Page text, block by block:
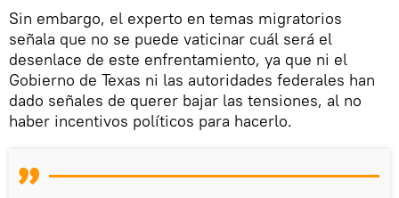
Sin embargo, el experto en temas migratorios
señala que no se puede vaticinar cuál será el
desenlace de este enfrentamiento, ya que ni el
Gobierno de Texas ni las autoridades federales han
dado señales de querer bajar las tensiones, al no
haber incentivos políticos para hacerlo.